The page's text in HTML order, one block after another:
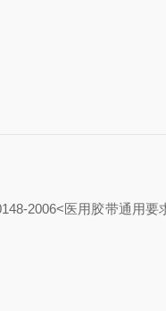
2006<医用胶带通用要